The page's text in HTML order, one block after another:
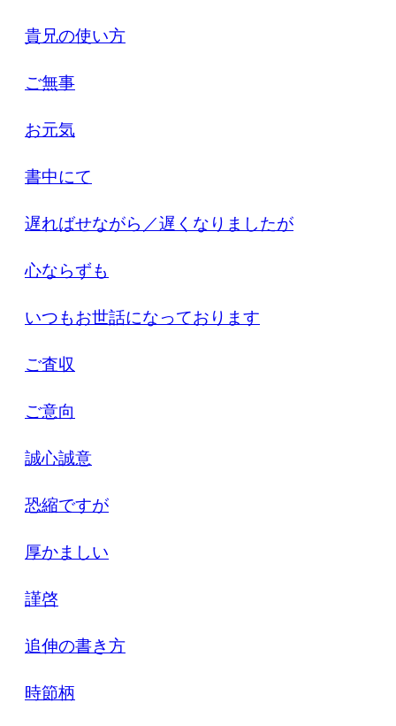
貴兄の使い方
ご無事
お元気
書中にて
遅ればせながら／遅くなりましたが
心ならずも
いつもお世話になっております
ご査収
ご意向
誠心誠意
恐縮ですが
厚かましい
謹啓
追伸の書き方
時節柄